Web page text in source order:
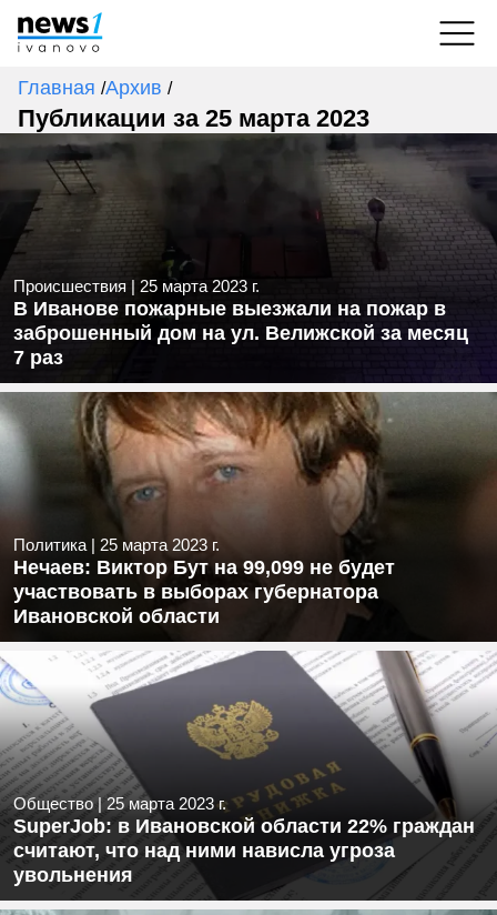
Главная /Архив /
Публикации за 25 марта 2023
Происшествия | 25 марта 2023 г.
В Иванове пожарные выезжали на пожар в
заброшенный дом на ул. Велижской за месяц
7 раз
Политика | 25 марта 2023 г.
Нечаев: Виктор Бут на 99,099 не будет
участвовать в выборах губернатора
Ивановской области
Общество| 25 марта 2023 г.
SuperJob: в Ивановской области 22% граждан
считают, что над ними нависла угроза
увольнения